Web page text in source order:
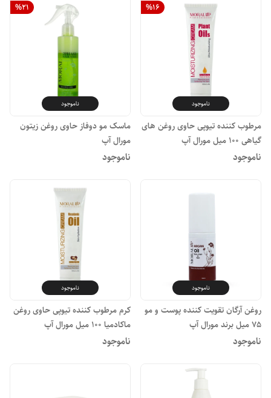
%16
ناموجود
مرطوب کننده تیوپی حاوی روغن های
گیاهی ۱۰۰ میل مورال آپ
ناموجود
%21
ناموجود
ماسک مو دوفاز حاوی روغن زیتون
مورال آپ
ناموجود
ناموجود
روغن آرگان تقویت کننده پوست و مو
۷۵ میل برند مورال آپ
ناموجود
ناموجود
کرم مرطوب کننده تیوپی حاوی روغن
ماکادمیا ۱۰۰ میل مورال آپ
ناموجود